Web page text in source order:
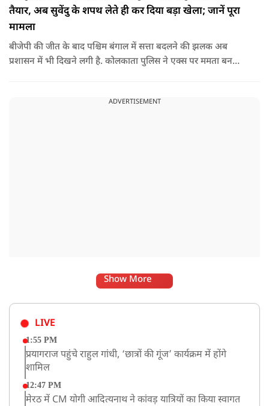
तैयार, अब सुवेंदु के शपथ लेते ही कर दिया बड़ा खेला; जानें पूरा
मामला
बीजेपी की जीत के बाद पश्चिम बंगाल में सत्ता बदलने की झलक अब
प्रशासन में भी दिखने लगी है. कोलकाता पुलिस ने एक्स पर ममता बनर्जी
ADVERTISEMENT
Show More
LIVE
1:55 PM
प्रयागराज पहुंचे राहुल गांधी, ‘छात्रों की गूंज’ कार्यक्रम में होंगे
शामिल
12:47 PM
मेरठ में CM योगी आदित्यनाथ ने कांवड़ यात्रियों का किया स्वागत